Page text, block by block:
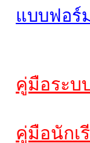
แบบฟอร์
คู่มือระบ
คู่มือนักเ